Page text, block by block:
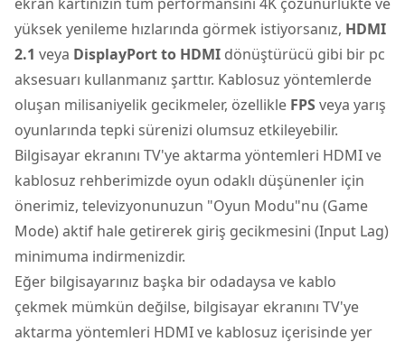
yüksek yenileme hızlarında görmek istiyorsanız, HDMI
2.1 veya DisplayPort to HDMI dönüştürücü gibi bir pc
aksesuarı kullanmanız şarttır. Kablosuz yöntemlerde
oluşan milisaniyelik gecikmeler, özellikle FPSveya yarış
oyunlarında tepki sürenizi olumsuz etkileyebilir.
Bilgisayar ekranını TV'ye aktarma yöntemleri HDMI ve
kablosuz rehberimizde oyun odaklı düşünenler için
önerimiz, televizyonunuzun "Oyun Modu"nu (Game
Mode) aktif hale getirerek giriş gecikmesini (Input Lag)
minimuma indirmenizdir.
Eğer bilgisayarınız başka bir odadaysa ve kablo
çekmek mümkün değilse, bilgisayar ekranını TV'ye
aktarma yöntemleri HDMI ve kablosuz içerisinde yer